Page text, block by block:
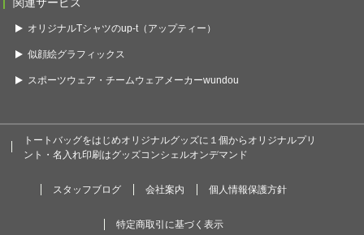
関連サービス
オリジナルTシャツのup-t（アップティー）
似顔絵グラフィックス
スポーツウェア・チームウェアメーカーwundou
トートバッグをはじめオリジナルグッズに１個からオリジナルプリ
ント・名入れ印刷はグッズコンシェルオンデマンド
スタッフブログ 会社案内 個人情報保護方針
特定商取引に基づく表示